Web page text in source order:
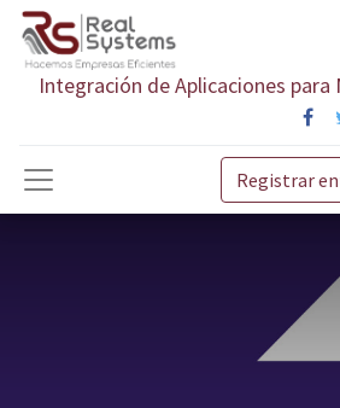
Integración de Aplicaciones para
Registrar